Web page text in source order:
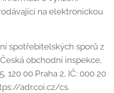
na elektronickou
spotřebitelských sporů z
obchodní inspekce,
120 00 Praha 2, IČ: 000 20
adr.coi.cz/cs.